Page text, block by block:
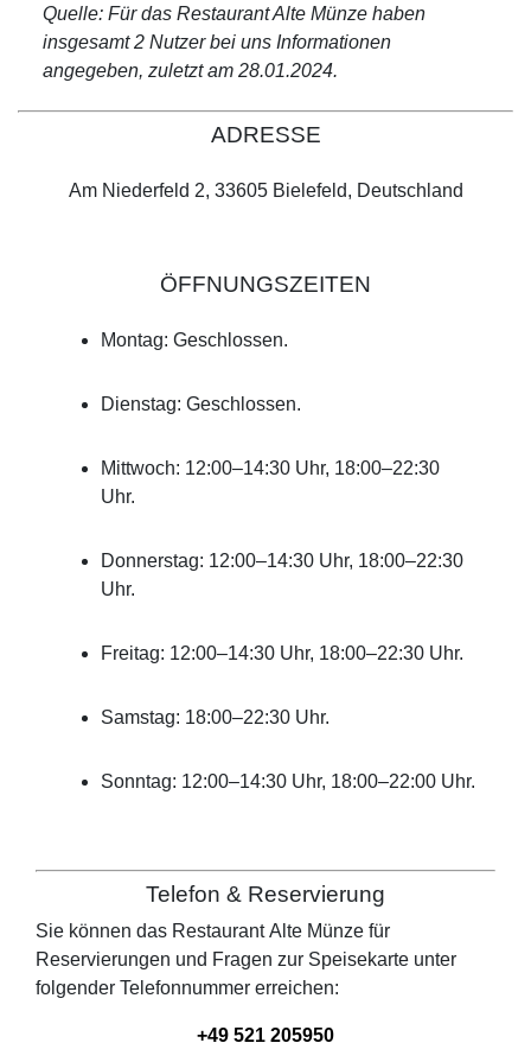
Quelle: Für das Restaurant Alte Münze haben
insgesamt 2 Nutzer bei uns Informationen
angegeben, zuletzt am 28.01.2024.
ADRESSE
Am Niederfeld 2, 33605 Bielefeld, Deutschland
ÖFFNUNGSZEITEN
Montag: Geschlossen.
Dienstag: Geschlossen.
Mittwoch: 12:00–14:30 Uhr, 18:00–22:30
Uhr.
Donnerstag: 12:00–14:30 Uhr, 18:00–22:30
Uhr.
Freitag: 12:00–14:30 Uhr, 18:00–22:30 Uhr.
Samstag: 18:00–22:30 Uhr.
Sonntag: 12:00–14:30 Uhr, 18:00–22:00 Uhr.
Telefon & Reservierung
Sie können das RestaurantAlte Münze für
Reservierungen und Fragen zur Speisekarte unter
folgender Telefonnummer erreichen:
+49 521 205950